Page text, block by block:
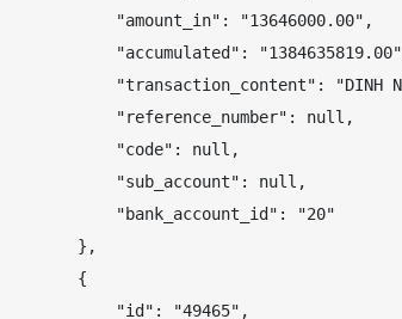
            "amount_in": "13646000.00",
"accumulated":
"transaction_content": "DINH
            "reference_number": null,
            "code": null,
            "sub_account": null,
            "bank_account_id": "20"
        },
        {
            "id": "49465",